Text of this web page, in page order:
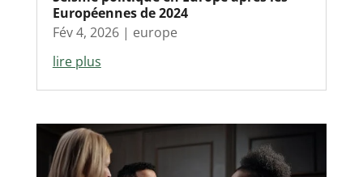
Européennes de 2024
Fév 4, 2026| europe
lire plus